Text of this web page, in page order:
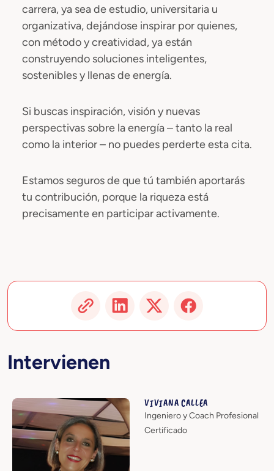
carrera, ya sea de estudio, universitaria u
organizativa, dejándose inspirar por quienes,
con método y creatividad, ya están
construyendo soluciones inteligentes,
sostenibles y llenas de energía.
Si buscas inspiración, visión y nuevas
perspectivas sobre la energía – tanto la real
como la interior – no puedes perderte esta cita.
Estamos seguros de que tú también aportarás
tu contribución, porque la riqueza está
precisamente en participar activamente.
Intervienen
VIVIANA CALLEA
Ingeniero y Coach Profesional
Certificado